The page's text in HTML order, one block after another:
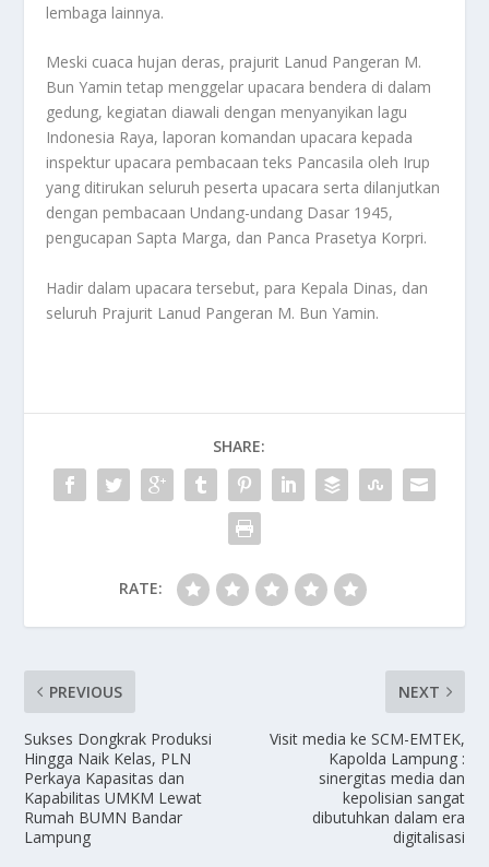
lembaga lainnya.
Meski cuaca hujan deras, prajurit Lanud Pangeran M.
Bun Yamin tetap menggelar upacara bendera di dalam
gedung, kegiatan diawali dengan menyanyikan lagu
Indonesia Raya, laporan komandan upacara kepada
inspektur upacara pembacaan teks Pancasila oleh Irup
yang ditirukan seluruh peserta upacara serta dilanjutkan
dengan pembacaan Undang-undang Dasar 1945,
pengucapan Sapta Marga, dan Panca Prasetya Korpri.
Hadir dalam upacara tersebut, para Kepala Dinas, dan
seluruh Prajurit Lanud Pangeran M. Bun Yamin.
SHARE:
RATE:
PREVIOUS
Sukses Dongkrak Produksi
Hingga Naik Kelas, PLN
Perkaya Kapasitas dan
Kapabilitas UMKM Lewat
Rumah BUMN Bandar
Lampung
NEXT
Visit media ke SCM-EMTEK,
Kapolda Lampung :
sinergitas media dan
kepolisian sangat
dibutuhkan dalam era
digitalisasi